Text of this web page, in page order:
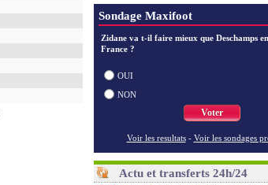
Sondage Maxifoot
Zidane va t-il faire mieux que Deschamps
France ?
OUI
NON
Voter
Voir les resultats - Voir les sondages
Actu et transferts 24h/24